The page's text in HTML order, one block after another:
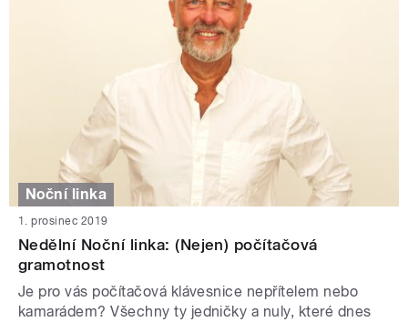
Noční linka
1. prosinec 2019
Nedělní Noční linka: (Nejen) počítačová
gramotnost
Je pro vás počítačová klávesnice nepřítelem nebo
kamarádem? Všechny ty jedničky a nuly, které dnes